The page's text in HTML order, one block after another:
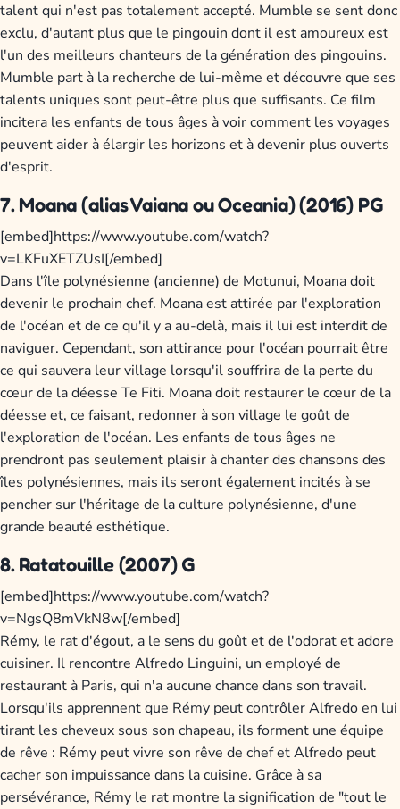
talent qui n'est pas totalement accepté. Mumble se sent donc
exclu, d'autant plus que le pingouin dont il est amoureux est
l'un des meilleurs chanteurs de la génération des pingouins.
Mumble part à la recherche de lui-même et découvre que ses
talents uniques sont peut-être plus que suffisants. Ce film
incitera les enfants de tous âges à voir comment les voyages
peuvent aider à élargir les horizons et à devenir plus ouverts
d'esprit.
7. Moana (alias Vaiana ou Oceania) (2016) PG
[embed]https://www.youtube.com/watch?
v=LKFuXETZUsI[/embed]
Dans l'île polynésienne (ancienne) de Motunui, Moana doit
devenir le prochain chef. Moana est attirée par l'exploration
de l'océan et de ce qu'il y a au-delà, mais il lui est interdit de
naviguer. Cependant, son attirance pour l'océan pourrait être
ce qui sauvera leur village lorsqu'il souffrira de la perte du
cœur de la déesse Te Fiti. Moana doit restaurer le cœur de la
déesse et, ce faisant, redonner à son village le goût de
l'exploration de l'océan. Les enfants de tous âges ne
prendront pas seulement plaisir à chanter des chansons des
îles polynésiennes, mais ils seront également incités à se
pencher sur l'héritage de la culture polynésienne, d'une
grande beauté esthétique.
8. Ratatouille (2007) G
[embed]https://www.youtube.com/watch?
v=NgsQ8mVkN8w[/embed]
Rémy, le rat d'égout, a le sens du goût et de l'odorat et adore
cuisiner. Il rencontre Alfredo Linguini, un employé de
restaurant à Paris, qui n'a aucune chance dans son travail.
Lorsqu'ils apprennent que Rémy peut contrôler Alfredo en lui
tirant les cheveux sous son chapeau, ils forment une équipe
de rêve : Rémy peut vivre son rêve de chef et Alfredo peut
cacher son impuissance dans la cuisine. Grâce à sa
persévérance, Rémy le rat montre la signification de "tout le